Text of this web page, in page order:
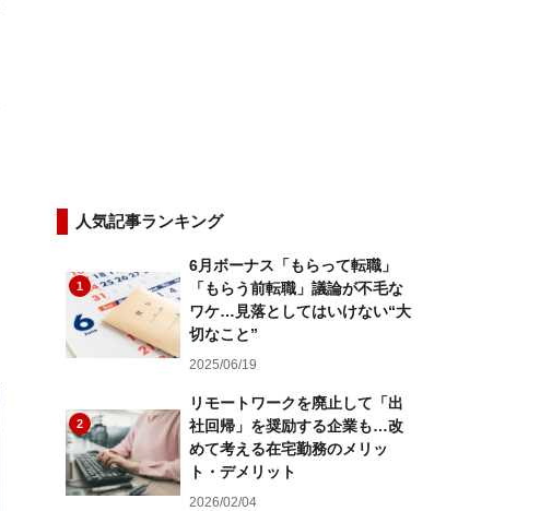
人気記事ランキング
1
6月ボーナス「もらって転職」
「もらう前転職」議論が不毛な
ワケ…見落としてはいけない“大
切なこと”
2025/06/19
2
リモートワークを廃止して「出
社回帰」を奨励する企業も…改
めて考える在宅勤務のメリッ
ト・デメリット
2026/02/04